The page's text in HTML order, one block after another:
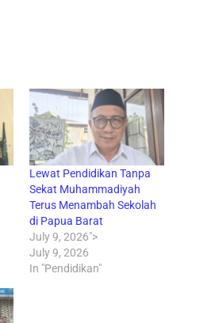
Lewat Pendidikan Tanpa
Sekat Muhammadiyah
Terus Menambah Sekolah
di Papua Barat
July 9, 2026">
July 9, 2026
In "Pendidikan"